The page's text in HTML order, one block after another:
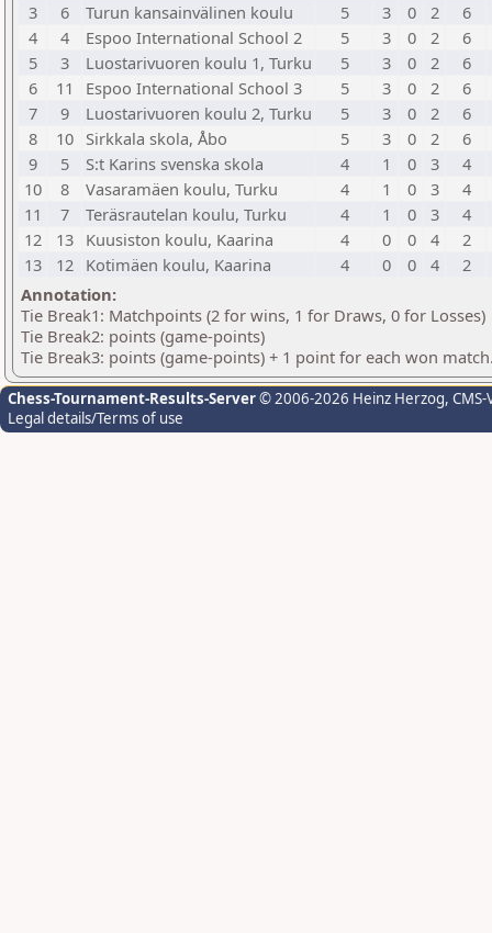
3
6 Turun kansainvälinen koulu 5 3 0 2 6
4
4 Espoo International School 2 5 3 0 2
6
5
3 Luostarivuoren koulu 1, Turku 5 3 0 2
6
6
11 Espoo International School 3 5 3 0 2
6
7
9 Luostarivuoren koulu 2, Turku 5 3 0 2
6
8
10 Sirkkala skola, Åbo 5 3 0 2
6
9
5 S:t Karins svenska skola 4 1 0 3
4
10
8 Vasaramäen koulu, Turku 4 1 0 3
4
11
7 Teräsrautelan koulu, Turku 4 1 0 3
4
12
13 Kuusiston koulu, Kaarina 4 0 0 4
2
13
12 Kotimäen koulu, Kaarina 4 0 0 4
2
Annotation:
Tie Break1: Matchpoints (2 for wins, 1 for Draws, 0 for Losses)
Tie Break2: points (game-points)
Tie Break3: points (game-points) + 1 point for each won
Chess-Tournament-Results-Server© 2006-2026 Heinz Herzog,
Legal details/Terms of use